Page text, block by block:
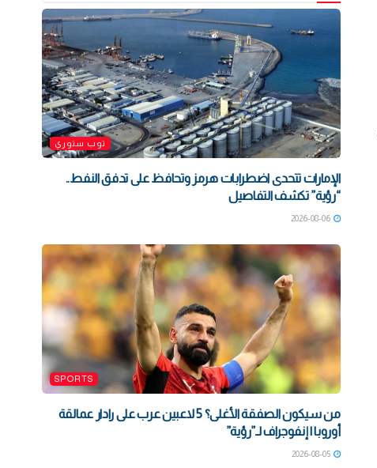
توب ستوري
الإمارات تتحدى اضطرابات هرمز وتحافظ على تدفق النفط..
“رؤية” تكشف التفاصيل
2026-08-06
SPORTS
من سيكون الصفقة الأغلى؟ 5 لاعبين عرب على رادار عمالقة
أوروبا | إنفوجراف لـ”رؤية”
2026-08-05